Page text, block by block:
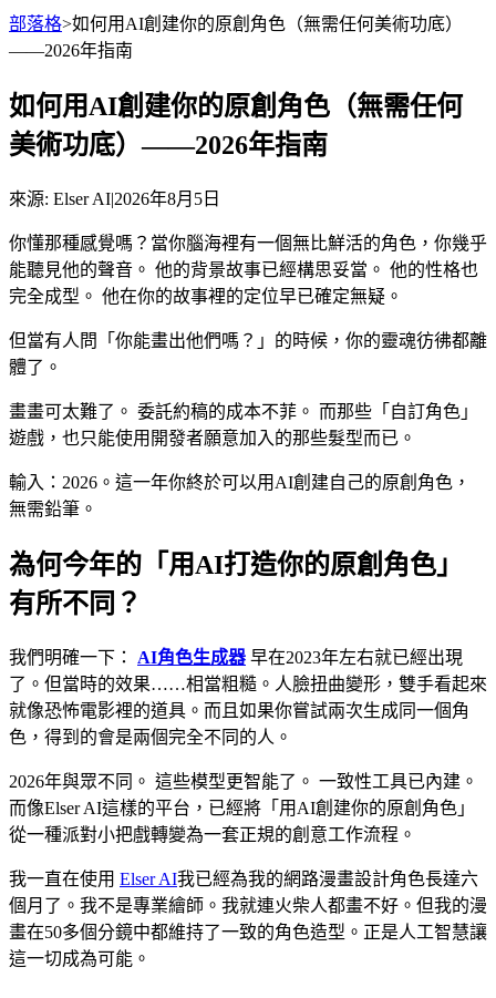
部落格>如何用AI創建你的原創角色（無需任何美術功底）
——2026年指南
如何用AI創建你的原創角色（無需任何
美術功底）——2026年指南
來源: Elser AI|2026年8月5日
你懂那種感覺嗎？當你腦海裡有一個無比鮮活的角色，你幾乎
能聽見他的聲音。 他的背景故事已經構思妥當。 他的性格也
完全成型。 他在你的故事裡的定位早已確定無疑。
但當有人問「你能畫出他們嗎？」的時候，你的靈魂彷彿都離
體了。
畫畫可太難了。 委託約稿的成本不菲。 而那些「自訂角色」
遊戲，也只能使用開發者願意加入的那些髮型而已。
輸入：2026。這一年你終於可以用AI創建自己的原創角色，
無需鉛筆。
為何今年的「用AI打造你的原創角色」
有所不同？
我們明確一下： AI角色生成器 早在2023年左右就已經出現
了。但當時的效果……相當粗糙。人臉扭曲變形，雙手看起來
就像恐怖電影裡的道具。而且如果你嘗試兩次生成同一個角
色，得到的會是兩個完全不同的人。
2026年與眾不同。 這些模型更智能了。 一致性工具已內建。
而像Elser AI這樣的平台，已經將「用AI創建你的原創角色」
從一種派對小把戲轉變為一套正規的創意工作流程。
我一直在使用 Elser AI我已經為我的網路漫畫設計角色長達六
個月了。我不是專業繪師。我就連火柴人都畫不好。但我的漫
畫在50多個分鏡中都維持了一致的角色造型。正是人工智慧讓
這一切成為可能。